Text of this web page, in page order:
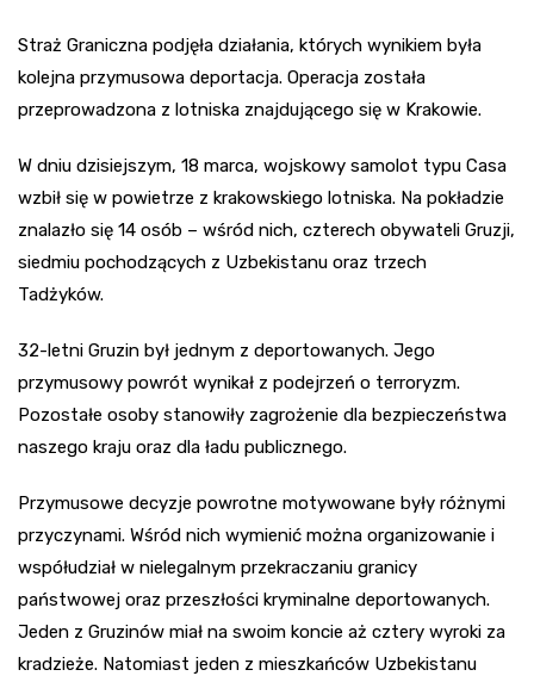
Straż Graniczna podjęła działania, których wynikiem była
kolejna przymusowa deportacja. Operacja została
przeprowadzona z lotniska znajdującego się w Krakowie.
W dniu dzisiejszym, 18 marca, wojskowy samolot typu Casa
wzbił się w powietrze z krakowskiego lotniska. Na pokładzie
znalazło się 14 osób – wśród nich, czterech obywateli Gruzji,
siedmiu pochodzących z Uzbekistanu oraz trzech
Tadżyków.
32-letni Gruzin był jednym z deportowanych. Jego
przymusowy powrót wynikał z podejrzeń o terroryzm.
Pozostałe osoby stanowiły zagrożenie dla bezpieczeństwa
naszego kraju oraz dla ładu publicznego.
Przymusowe decyzje powrotne motywowane były różnymi
przyczynami. Wśród nich wymienić można organizowanie i
współudział w nielegalnym przekraczaniu granicy
państwowej oraz przeszłości kryminalne deportowanych.
Jeden z Gruzinów miał na swoim koncie aż cztery wyroki za
kradzieże. Natomiast jeden z mieszkańców Uzbekistanu